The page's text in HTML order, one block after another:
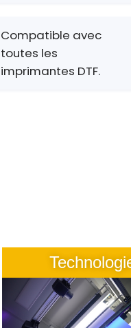
Compatible avec
toutes les
imprimantes DTF.